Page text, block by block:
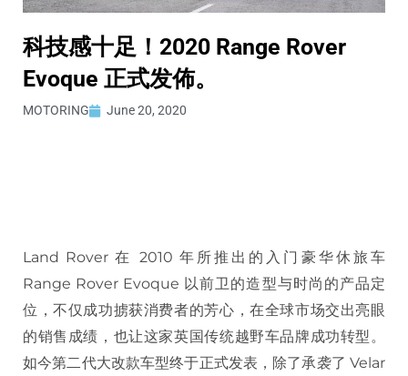
科技感十足！2020 Range Rover
Evoque 正式发佈。
MOTORING June 20, 2020
Land Rover 在 2010 年所推出的入门豪华休旅车
Range Rover Evoque 以前卫的造型与时尚的产品定
位，不仅成功掳获消费者的芳心，在全球市场交出亮眼
的销售成绩，也让这家英国传统越野车品牌成功转型。
如今第二代大改款车型终于正式发表，除了承袭了 Velar